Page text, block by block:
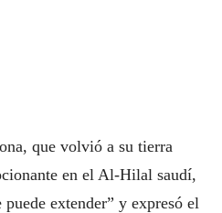
que volvió a su tierra
en el Al-Hilal saudí,
puede extender” y expresó el